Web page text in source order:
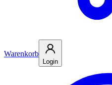
Warenkorb
Login